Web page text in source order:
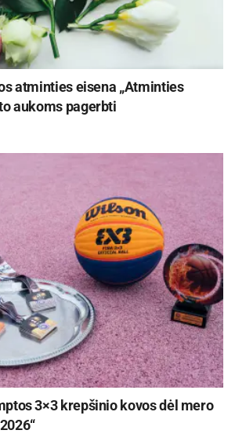
atminties eisena „Atminties
aukoms pagerbti
3×3 krepšinio kovos dėl mero